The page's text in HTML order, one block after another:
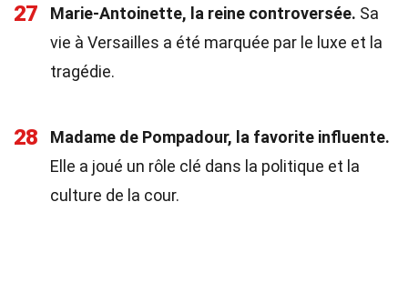
27 Marie-Antoinette, la reine controversée. Sa
vie à Versailles a été marquée par le luxe et la
tragédie.
28
Madame de Pompadour, la favorite influente.
Elle a joué un rôle clé dans la politique et la
culture de la cour.